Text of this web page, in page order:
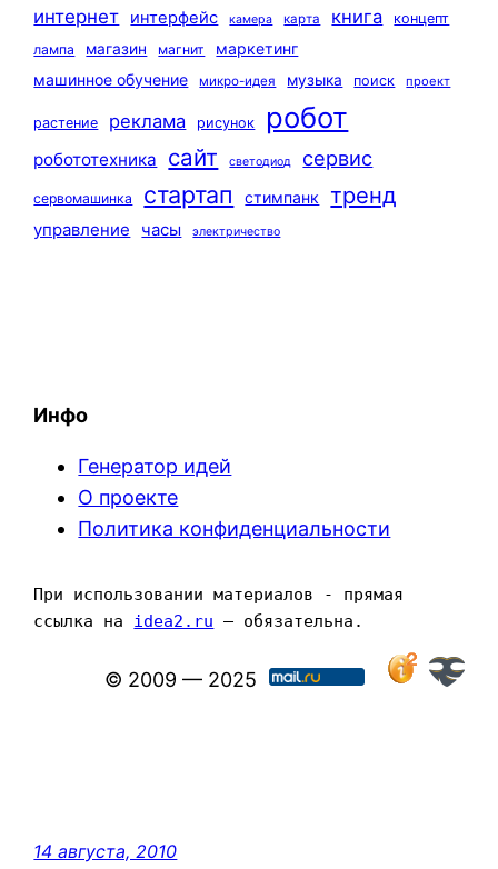
интернет интерфейс камера карта книга
концепт
лампа
магазин магнит
маркетинг
машинное обучение
микро-идея музыка поиск проект
растение реклама рисунок робот
робототехника сайт светодиод сервис
сервомашинка стартап стимпанк тренд
управление часы электричество
Инфо
Генератор идей
О проекте
Политика конфиденциальности
При использовании материалов - прямая
ссылка на idea2.ru — обязательна.
© 2009 — 2025
14 августа, 2010